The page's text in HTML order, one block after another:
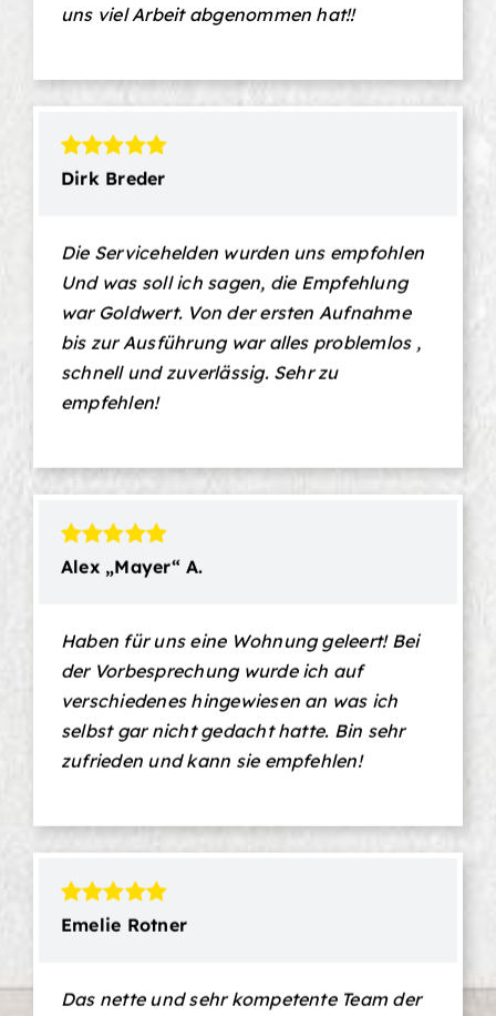
uns viel Arbeit abgenommen hat!!
Dirk Breder
Die Servicehelden wurden uns empfohlen
Und was soll ich sagen, die Empfehlung
war Goldwert. Von der ersten Aufnahme
bis zur Ausführung war alles problemlos ,
schnell und zuverlässig. Sehr zu
empfehlen!
Alex „Mayer“ A.
Haben für uns eine Wohnung geleert! Bei
der Vorbesprechung wurde ich auf
verschiedenes hingewiesen an was ich
selbst gar nicht gedacht hatte. Bin sehr
zufrieden und kann sie empfehlen!
Emelie Rotner
Das nette und sehr kompetente Team der